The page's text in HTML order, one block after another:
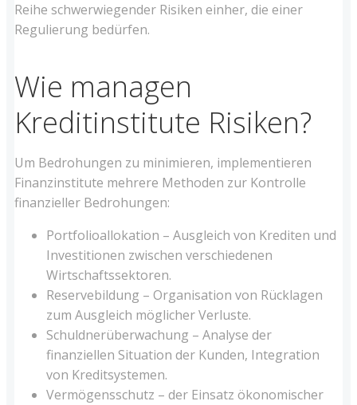
Reihe schwerwiegender Risiken einher, die einer
Regulierung bedürfen.
Wie managen
Kreditinstitute Risiken?
Um Bedrohungen zu minimieren, implementieren
Finanzinstitute mehrere Methoden zur Kontrolle
finanzieller Bedrohungen:
Portfolioallokation – Ausgleich von Krediten und
Investitionen zwischen verschiedenen
Wirtschaftssektoren.
Reservebildung – Organisation von Rücklagen
zum Ausgleich möglicher Verluste.
Schuldnerüberwachung – Analyse der
finanziellen Situation der Kunden, Integration
von Kreditsystemen.
Vermögensschutz – der Einsatz ökonomischer